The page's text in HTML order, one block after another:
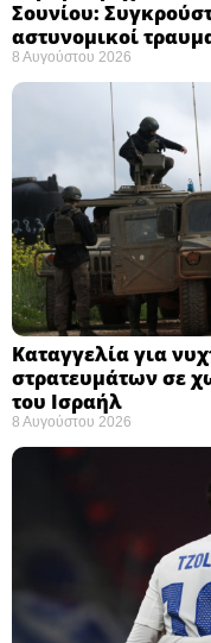
Σουνίου:
αστυνομικοί
8 Αυγούστου 2026
Καταγγελία για
στρατευμάτων σε
του Ισραήλ
8 Αυγούστου 2026